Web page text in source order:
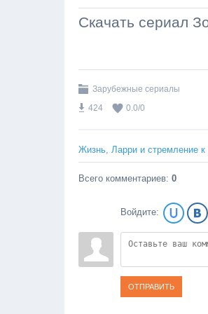
Скачать сериал
Зарубежные сериалы
424
0.0/0
Жизнь, Ларри и стремление к
Всего комментариев: 0
Войдите:
ОТПРАВИТЬ